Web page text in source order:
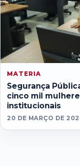
MATERIA
Segurança
cinco mil
institucionais
20 DE MARÇO DE